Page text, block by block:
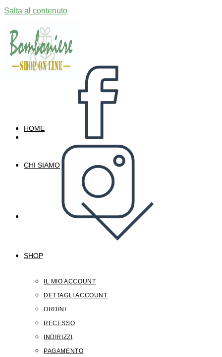
Salta al contenuto
HOME
CHI SIAMO
SHOP
IL MIO ACCOUNT
DETTAGLI ACCOUNT
ORDINI
RECESSO
INDIRIZZI
PAGAMENTO